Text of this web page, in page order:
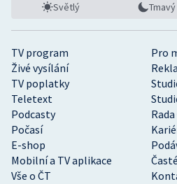
TV program
Pro
Živé vysílání
TV poplatky
Teletext
Podcasty
Rada
Počasí
E-shop
Mobilní a TV aplikace
Vše o ČT
Světlý Tmavý